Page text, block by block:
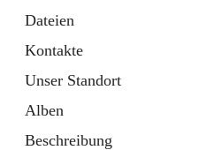
Dateien
Kontakte
Unser Standort
Alben
Beschreibung